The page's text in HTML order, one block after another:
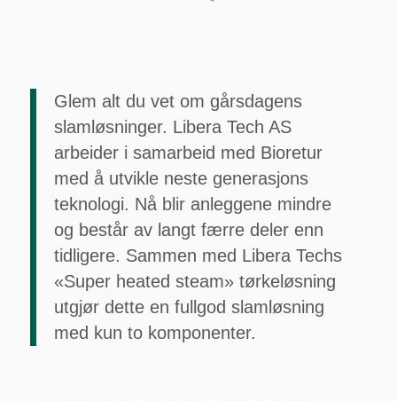
Glem alt du vet om gårsdagens
slamløsninger. Libera Tech AS
arbeider i samarbeid med Bioretur
med å utvikle neste generasjons
teknologi. Nå blir anleggene mindre
og består av langt færre deler enn
tidligere. Sammen med Libera Techs
«Super heated steam» tørkeløsning
utgjør dette en fullgod slamløsning
med kun to komponenter.